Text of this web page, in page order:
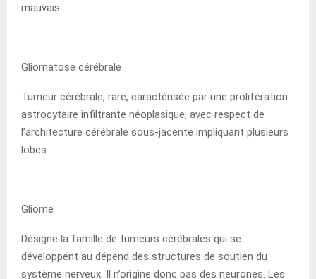
mauvais.
Gliomatose cérébrale
Tumeur cérébrale, rare, caractérisée par une prolifération
astrocytaire infiltrante néoplasique, avec respect de
l’architecture cérébrale sous-jacente impliquant plusieurs
lobes.
Gliome
Désigne la famille de tumeurs cérébrales qui se
développent au dépend des structures de soutien du
système nerveux. Il n’origine donc pas des neurones. Les